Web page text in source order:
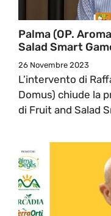
Palma (OP.
Salad Smart
26 Novembre 2023
L’intervento di
Domus) chiude la
di Fruit and Salad